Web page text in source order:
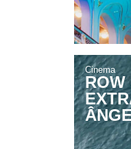
Cinema
ROW